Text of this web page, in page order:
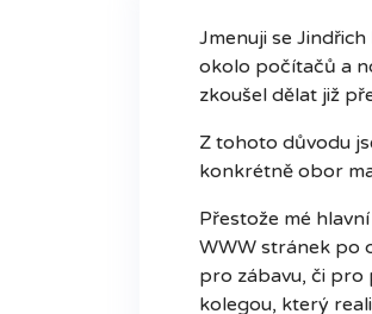
Jmenuji se
okolo počítačů a
zkoušel dělat již
Z tohoto důvodu
konkrétně obor
Přestože mé
WWW stránek po
pro zábavu, či pro
kolegou, který